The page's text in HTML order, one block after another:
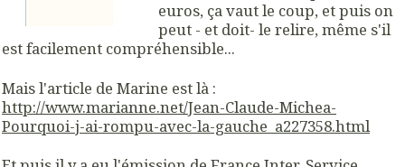
euros, ça vaut le coup, et puis on
peut - et doit- le relire, même s'il
est facilement compréhensible...
Mais l'article de Marine est là :
http://www.marianne.net/Jean-Claude-Michea-
Pourquoi-j-ai-rompu-avec-la-gauche_a227358.html